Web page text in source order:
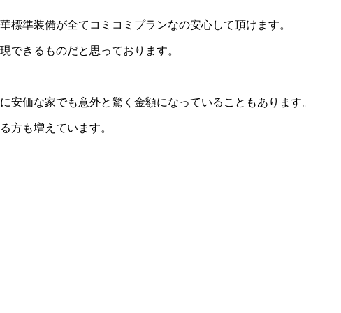
準装備が全てコミコミプランなの安心して頂けます。
できるものだと思っております。
価な家でも意外と驚く金額になっていることもあります。
方も増えています。